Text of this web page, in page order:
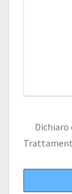
Dichiaro